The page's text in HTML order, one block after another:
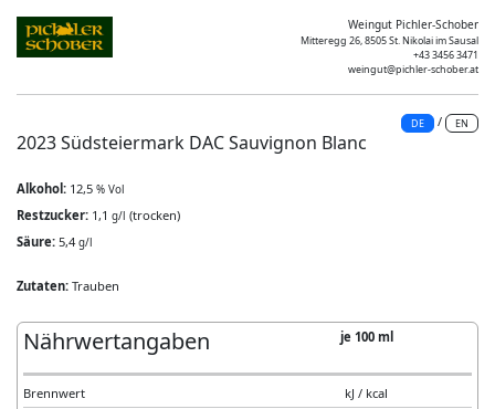
Weingut Pichler-Schober
Mitteregg 26, 8505 St. Nikolai im Sausal
+43 3456 3471
weingut@pichler-schober.at
DE / EN
2023 Südsteiermark DAC Sauvignon Blanc
Alkohol: 12,5 % Vol
Restzucker: 1,1 g/l (trocken)
Säure: 5,4g/l
Zutaten: Trauben
Nährwertangaben je 100 ml
Brennwert
kJ / kcal